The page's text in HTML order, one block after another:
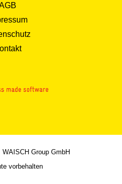
WAISCH Group GmbH
vorbehalten